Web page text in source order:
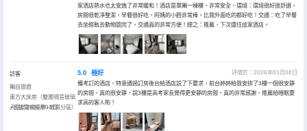
家酒店熱水也太安逸了非常暖和！酒店是單獨一棟樓，非常安全，環境：環境很好很舒適，
房間很乾凈整潔，早餐很好吃，阿姨的小麪非常棒，比我外面吃的都好吃！交通：吃了早餐
去坐輕軌去動物園完了，交通真的非常方便！總之：推薦，下次還住這家酒店。
訪客
獨自旅遊
東方大床房（雙層隔音玻璃
+智能電視投屏+乾濕分區）
入住於2026年03月
5.0 極好
評價於：2026年03月08日
備考訂的酒店，特意通過訂房後台給酒店説了下要求，前台婷婷給我安排了3樓一個很安靜
的房間，真的很安靜，説3樓是高考家長覺得更安靜的房間，真的非常感謝，推薦給睡眠要
求高的客人喲！